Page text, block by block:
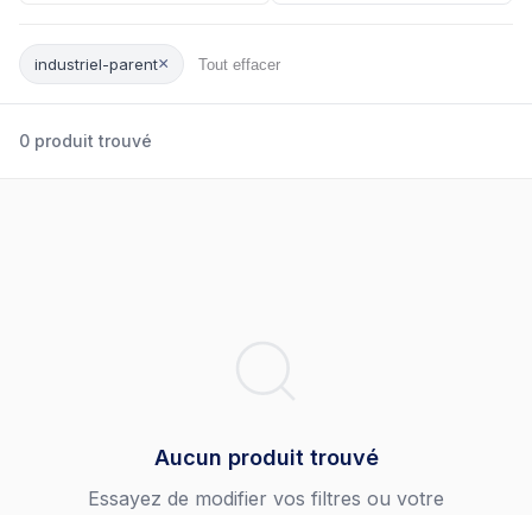
industriel-parent× Tout effacer
0 produit trouvé
Aucun produit trouvé
Essayez de modifier vos filtres ou votre